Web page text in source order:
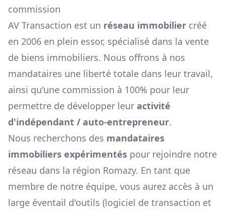
commission
AV Transaction est un réseau immobilier créé
en 2006 en plein essor, spécialisé dans la vente
de biens immobiliers. Nous offrons à nos
mandataires une liberté totale dans leur travail,
ainsi qu'une commission à 100% pour leur
permettre de développer leur activité
d'indépendant / auto-entrepreneur.
Nous recherchons des mandataires
immobiliers expérimentés pour rejoindre notre
réseau dans la région Romazy. En tant que
membre de notre équipe, vous aurez accès à un
large éventail d'outils (logiciel de transaction et